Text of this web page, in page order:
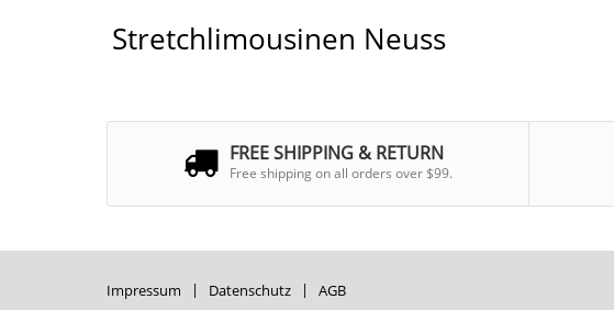
Stretchlimousinen Neuss
FREE SHIPPING & RETURN
Free shipping on all orders over $99.
Impressum Datenschutz AGB